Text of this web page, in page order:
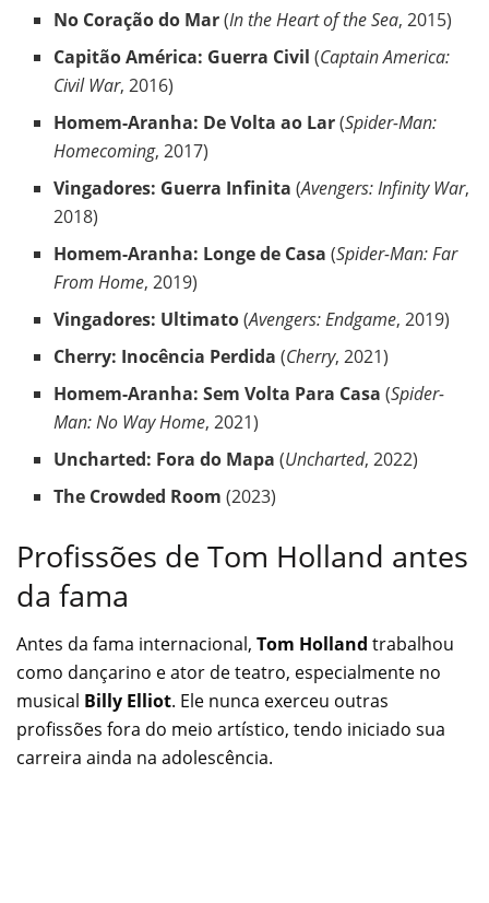
No Coração do Mar(In the Heart of the Sea, 2015)
Capitão América: Guerra Civil (Captain America:
Civil War, 2016)
Homem-Aranha: De Volta ao Lar(Spider-Man:
Homecoming, 2017)
Vingadores: Guerra Infinita (Avengers: Infinity War,
2018)
Homem-Aranha: Longe de Casa (Spider-Man: Far
From Home, 2019)
Vingadores: Ultimato(Avengers: Endgame, 2019)
Cherry: Inocência Perdida (Cherry, 2021)
Homem-Aranha: Sem Volta Para Casa (Spider-
Man: No Way Home, 2021)
Uncharted: Fora do Mapa (Uncharted, 2022)
The Crowded Room (2023)
Profissões de Tom Holland antes
da fama
Antes da fama internacional, Tom Holland trabalhou
como dançarino e ator de teatro, especialmente no
musical Billy Elliot. Ele nunca exerceu outras
profissões fora do meio artístico, tendo iniciado sua
carreira ainda na adolescência.